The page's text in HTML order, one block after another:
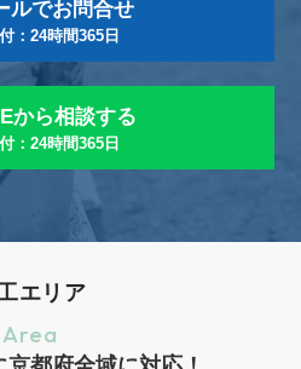
ルでお問合せ
：24時間365日
から相談する
：24時間365日
Area
エリア